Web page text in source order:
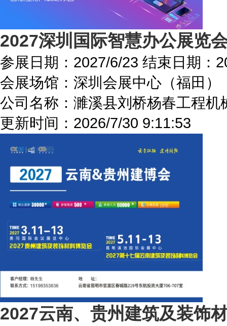
2027深圳国际智慧办公展览
参展日期： 2027/6/23 结束日期：
会展场馆： 深圳会展中心（福田）
公司名称：濉溪县刘桥杨春工程机
更新时间： 2026/7/30 9:11:53
2027云南、贵州建筑及装饰